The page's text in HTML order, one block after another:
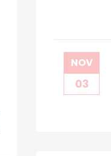
“Padre che sei
NOV
03